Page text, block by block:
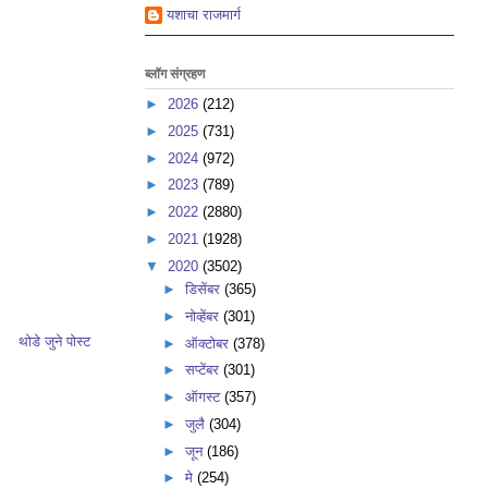
थोडे जुने पोस्ट
यशाचा राजमार्ग
ब्लॉग संग्रहण
► 2026 (212)
► 2025 (731)
► 2024 (972)
► 2023 (789)
► 2022 (2880)
► 2021 (1928)
▼ 2020 (3502)
► डिसेंबर (365)
► नोव्हेंबर (301)
► ऑक्टोबर (378)
► सप्टेंबर (301)
► ऑगस्ट (357)
► जुलै (304)
► जून (186)
► मे (254)